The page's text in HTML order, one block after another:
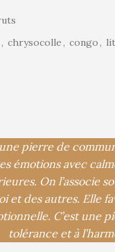
, chrysocolle, congo,
pierre de
émotions avec
On l’associe
et des autres. Elle
C’est une
tolérance et à